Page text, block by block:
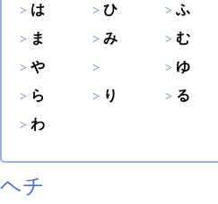
は
ひ ふ
ま
み む
や
ゆ
ら
り る
わ
ヘチ